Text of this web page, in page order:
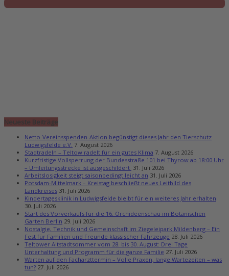
Neueste Beiträge
Netto-Vereinsspenden-Aktion begünstigt dieses Jahr den Tierschutz
Ludwigsfelde e.V. 7. August 2026
Stadtradeln – Teltow radelt für ein gutes Klima 7. August 2026
Kurzfristige Vollsperrung der Bundesstraße 101 bei Thyrow ab 18:00 Uhr
– Umleitungsstrecke ist ausgeschildert 31. Juli 2026
Arbeitslosigkeit steigt saisonbedingt leicht an 31. Juli 2026
Potsdam-Mittelmark – Kreistag beschließt neues Leitbild des
Landkreises 31. Juli 2026
Kindertagesklinik in Ludwigsfelde bleibt für ein weiteres Jahr erhalten
30. Juli 2026
Start des Vorverkaufs für die 16. Orchideenschau im Botanischen
Garten Berlin 29. Juli 2026
Nostalgie, Technik und Gemeinschaft im Ziegeleipark Mildenberg – Ein
Fest für Familien und Freunde klassischer Fahrzeuge 28. Juli 2026
Teltower Altstadtsommer vom 28. bis 30. August: Drei Tage
Unterhaltung und Programm für die ganze Familie 27. Juli 2026
Warten auf den Facharzttermin – Volle Praxen, lange Wartezeiten – was
tun? 27. Juli 2026